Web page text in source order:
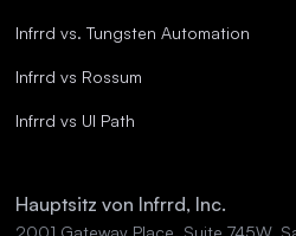
Infrrd vs. Tungsten Automation
Infrrd vs Rossum
Infrrd vs UI Path
Hauptsitz von Infrrd, Inc.
2001 Gateway Place, Suite 745W,